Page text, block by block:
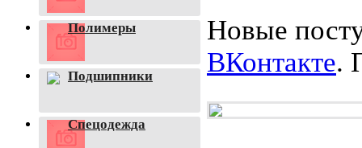
Полимеры
Подшипники
Спецодежда
Новые
ВКонтакте.